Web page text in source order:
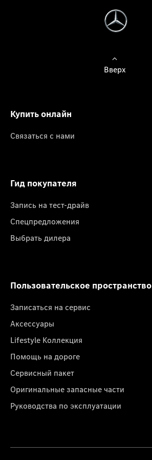
Вверх
Купить онлайн
Связаться с нами
Гид покупателя
Запись на тест-драйв
Спецпредложения
Выбрать дилера
Пользовательское пространство
Записаться на сервис
Аксессуары
Lifestyle Коллекция
Помощь на дороге
Сервисный пакет
Оригинальные запасные части
Руководства по эксплуатации